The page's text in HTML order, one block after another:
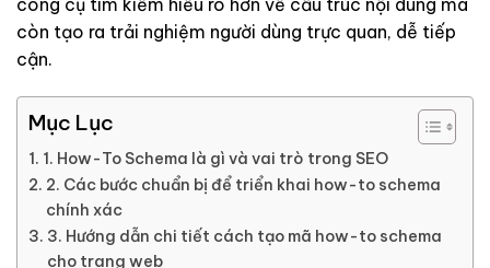
còn tạo ra trải nghiệm người dùng trực quan, dễ tiếp
cận.
Mục Lục
1. How-To Schema là gì và vai trò trong SEO
2. Các bước chuẩn bị để triển khai how-to schema
chính xác
3. Hướng dẫn chi tiết cách tạo mã how-to schema
cho trang web